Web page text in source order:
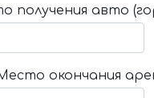
получения авто
окончания